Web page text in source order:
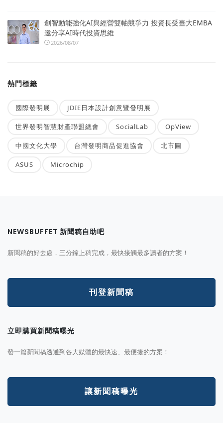
創智動能強化AI與經營雙軸競爭力 投資長受臺大EMBA
邀分享AI時代投資思維
2026/08/07
熱門標籤
國際發明展 JDIE日本設計創意暨發明展
世界發明智慧財產聯盟總會 SocialLab OpView
中國文化大學 台灣發明商品促進協會 北市圖
ASUS Microchip
NEWSBUFFET 新聞稿自助吧
新聞稿的好去處，三分鐘上稿完成，最快接觸最多讀者的方案！
刊登新聞稿
立即購買新聞稿曝光
發一篇新聞稿透通到各大媒體的最快速、最便捷的方案！
讓新聞稿曝光